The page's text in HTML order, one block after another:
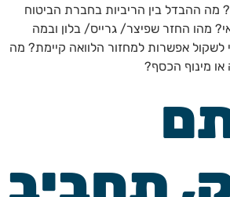
מה ההבדל בין הריביות בחברת הביטוח
מהו החזר שפיצר/ גרייס/ בלון ובמה
לשקול אפשרות למחזור הלוואה קיימת? מה
מינוף הכסף?